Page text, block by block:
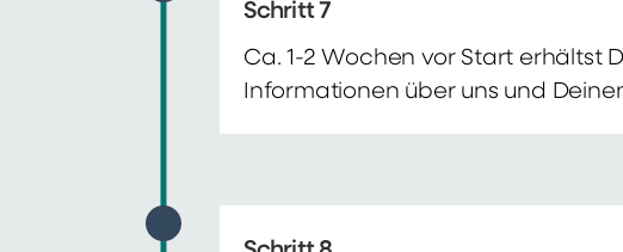
Schritt 7
Ca. 1-2 Wochen vor Start erhältst
Informationen über uns und